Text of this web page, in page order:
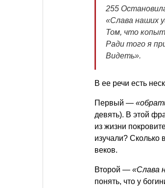
255
«Слава наших
Том, что
Ради того я
Видеть».
В ее речи есть
Первый —
девять). В этой
из жизни
изучали?
веков.
Второй — «Слава
понять, что у